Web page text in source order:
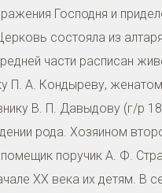
Господня и
состояла из
части расписан
П. А. Кондыреву,
В. П. Давыдову (г/р
рода. Хозяином
поручик А. Ф.
XX века их детям. В